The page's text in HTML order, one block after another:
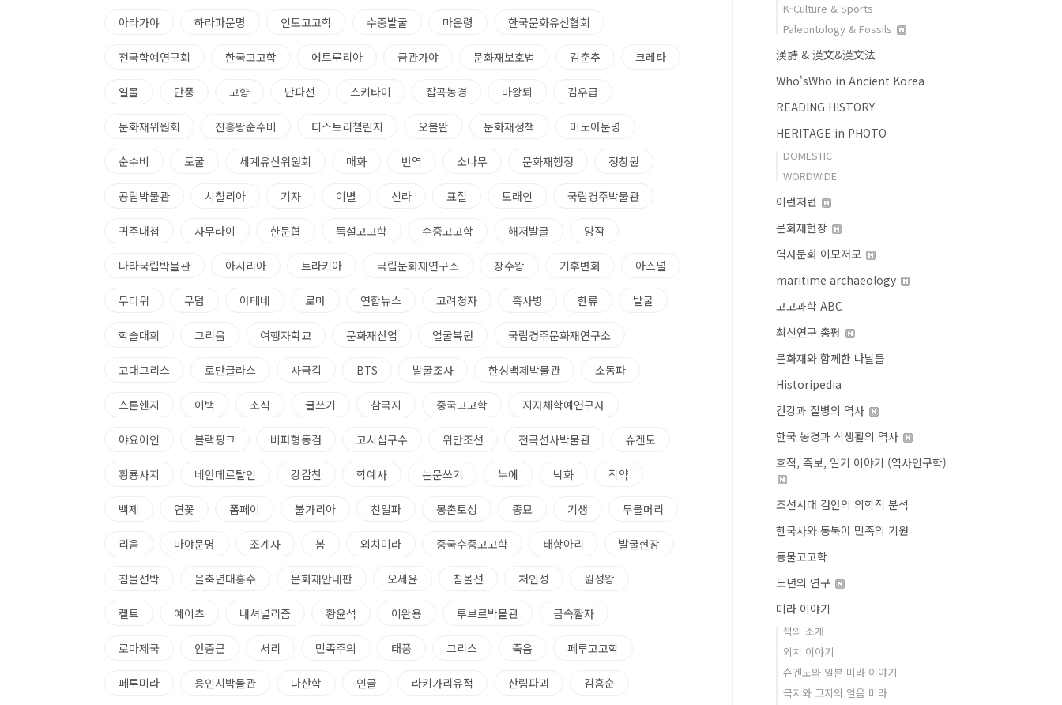
아라가야 하라파문명 인도고고학 수중발굴 마운령 한국문화유산협회
전국학예연구회 한국고고학 에트루리아 금관가야 문화재보호법 김춘추 크레타
일몰 단풍 고향 난파선 스키타이 잡곡농경 마왕퇴 김우급
문화재위원회 진흥왕순수비 티스토리챌린지 오블완 문화재정책 미노아문명
순수비 도굴 세계유산위원회 매화 번역 소나무 문화재행정 정창원
공립박물관 시칠리아 기자 이별 신라 표절 도래인 국립경주박물관
귀주대첩 사무라이 한문협 독설고고학 수중고고학 해저발굴 양잠
나라국립박물관 아시리아 트라키아 국립문화재연구소 장수왕 기후변화 아스널
무더위 무덤 아테네 로마 연합뉴스 고려청자 흑사병 한류 발굴
학술대회 그리움 여행자학교 문화재산업 얼굴복원 국립경주문화재연구소
고대그리스 로만글라스 사금갑 BTS 발굴조사 한성백제박물관 소동파
스톤헨지 이백 소식 글쓰기 삼국지 중국고고학 지자체학예연구사
야요이인 블랙핑크 비파형동검 고시십구수 위만조선 전곡선사박물관 슈겐도
황룡사지 네안데르탈인 강감찬 학예사 논문쓰기 누에 낙화 작약
백제 연꽃 폼페이 불가리아 친일파 몽촌토성 종묘 기생 두물머리
리움 마야문명 조계사 봄 외치미라 중국수중고고학 태항아리 발굴현장
침몰선박 을축년대홍수 문화재안내판 오세윤 침몰선 처인성 원성왕
켈트 예이츠 내셔널리즘 황윤석 이완용 루브르박물관 금속활자
로마제국 안중근 서리 민족주의 태풍 그리스 죽음 페루고고학
페루미라 용인시박물관 다산학 인골 라키가리유적 산림파괴 김흠순
K-Culture & Sports
Paleontology & Fossils
漢詩 & 漢文&漢文法
Who'sWho in Ancient Korea
READING HISTORY
HERITAGE in PHOTO
DOMESTIC
WORDWIDE
이런저런
문화재현장
역사문화 이모저모
maritime archaeology
고고과학 ABC
최신연구 총평
문화재와 함께한 나날들
Historipedia
건강과 질병의 역사
한국 농경과 식생활의 역사
호적, 족보, 일기 이야기 (역사인구학)
조선시대 검안의 의학적 분석
한국사와 동북아 민족의 기원
동물고고학
노년의 연구
미라 이야기
책의 소개
외치 이야기
슈겐도와 일본 미라 이야기
극지와 고지의 얼음 미라